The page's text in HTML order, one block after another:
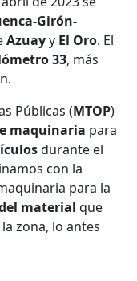
Girón-
Azuayy El Oro. El
33, más
Públicas (MTOP)
maquinaria para
durante el
con la
para la
materialque
zona, lo antes